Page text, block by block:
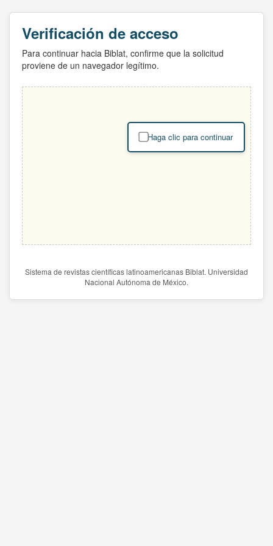
Verificación de acceso
Para continuar hacia Biblat, confirme que la solicitud
proviene de un navegador legítimo.
Haga clic para continuar
Sistema de revistas científicas latinoamericanas Biblat. Universidad
Nacional Autónoma de México.